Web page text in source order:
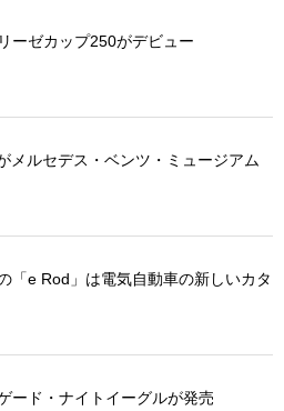
ーゼカップ250がデビュー
メルセデス・ベンツ・ミュージアム
「e Rod」は電気自動車の新しいカタ
ード・ナイトイーグルが発売